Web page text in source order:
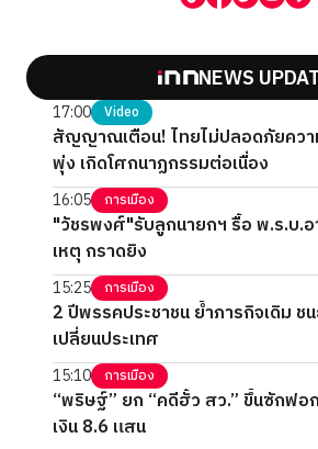
NEWS
17:00 Video
สัญญาณเตือน! ไทยไม่ปลอดภัยคว
พุ่ง เกิดโศกนาฏกรรมต่อเนื่อง
16:05 การเมือง
"วัชรพงศ์"รับลูกนายกฯ รื้อ พ.ร.บ.
เหตุ กราดยิง
15:25 การเมือง
2 ปีพรรคประชาชน ย้ำภารกิจเดิม ช
เปลี่ยนประเทศ
15:10 การเมือง
“พริษฐ์” ยก “คดีฮั้ว สว.” ขึ้นซักฟอ
เงิน 8.6 แสน